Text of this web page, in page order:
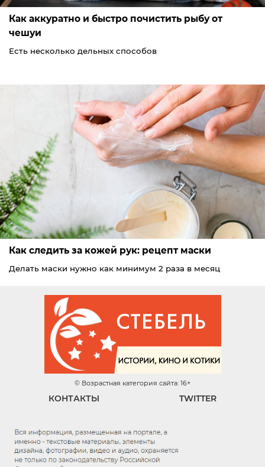
Как аккуратно и быстро почистить рыбу от
чешуи
Есть несколько дельных способов
Как следить за кожей рук: рецепт маски
Делать маски нужно как минимум 2 раза в месяц
© Возрастная категория сайта: 16+
КОНТАКТЫ TWITTER